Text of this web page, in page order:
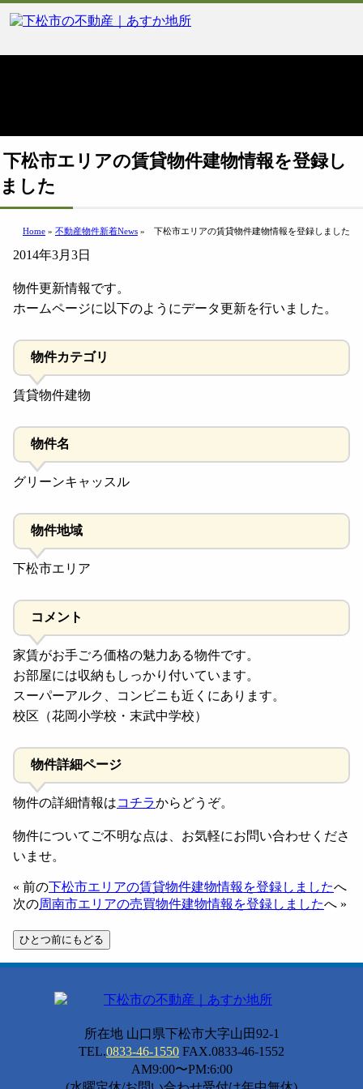
下松市エリアの賃貸物件建物情報を登録し
ました
Home » 不動産物件新着News » 下松市エリアの賃貸物件建物情報を登録しました
2014年3月3日
物件更新情報です。
ホームページに以下のようにデータ更新を行いました。
物件カテゴリ
賃貸物件建物
物件名
グリーンキャッスル
物件地域
下松市エリア
コメント
家賃がお手ごろ価格の魅力ある物件です。
お部屋には収納もしっかり付いています。
スーパーアルク、コンビニも近くにあります。
校区（花岡小学校・末武中学校）
物件詳細ページ
物件の詳細情報はコチラからどうぞ。
物件についてご不明な点は、お気軽にお問い合わせくださ
いませ。
« 前の下松市エリアの賃貸物件建物情報を登録しましたへ
次の周南市エリアの売買物件建物情報を登録しましたへ »
所在地 山口県下松市大字山田92-1
TEL.0833-46-1550 FAX.0833-46-1552
AM9:00〜PM:6:00